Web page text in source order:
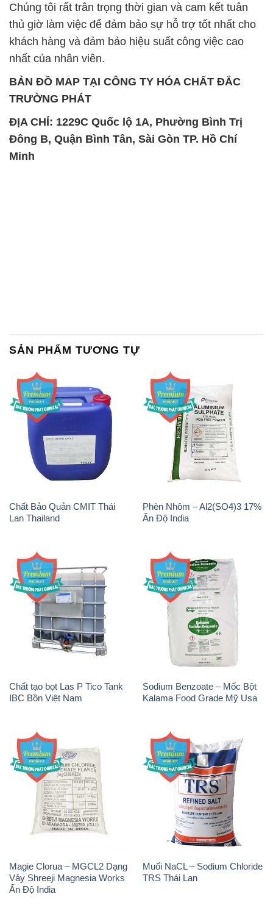
Chúng tôi rất trân trọng thời gian và cam kết tuân
thủ giờ làm việc để đảm bảo sự hỗ trợ tốt nhất cho
khách hàng và đảm bảo hiệu suất công việc cao
nhất của nhân viên.
BẢN ĐỒ MAP TẠI CÔNG TY HÓA CHẤT ĐẮC
TRƯỜNG PHÁT
ĐỊA CHỈ: 1229C Quốc lộ 1A, Phường Bình Trị
Đông B, Quận Bình Tân, Sài Gòn TP. Hồ Chí
Minh
SẢN PHẨM TƯƠNG TỰ
Chất Bảo Quản CMIT Thái
Lan Thailand
Phèn Nhôm – Al2(SO4)3 17%
Ấn Độ India
Chất tạo bọt Las P Tico Tank
IBC Bồn Việt Nam
Sodium Benzoate – Mốc Bột
Kalama Food Grade Mỹ Usa
Magie Clorua – MGCL2 Dạng
Vảy Shreeji Magnesia Works
Ấn Độ India
Muối NaCL – Sodium Chloride
TRS Thái Lan